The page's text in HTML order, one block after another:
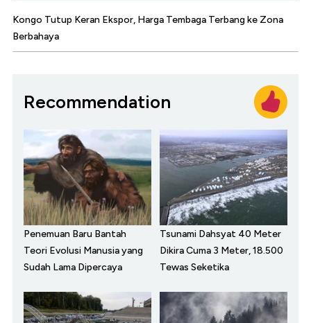
Kongo Tutup Keran Ekspor, Harga Tembaga Terbang ke Zona
Berbahaya
Recommendation
Penemuan Baru Bantah
Teori Evolusi Manusia yang
Sudah Lama Dipercaya
Tsunami Dahsyat 40 Meter
Dikira Cuma 3 Meter, 18.500
Tewas Seketika